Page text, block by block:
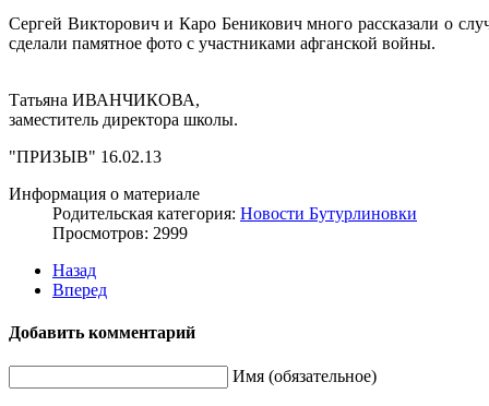
Сергей Викторович и Каро Беникович много рассказали о
сделали памятное фото с участниками афганской войны.
Татьяна ИВАНЧИКОВА,
заместитель директора школы.
"ПРИЗЫВ" 16.02.13
Информация о материале
Родительская категория: Новости Бутурлиновки
Просмотров: 2999
Назад
Вперед
Добавить комментарий
Имя (обязательное)